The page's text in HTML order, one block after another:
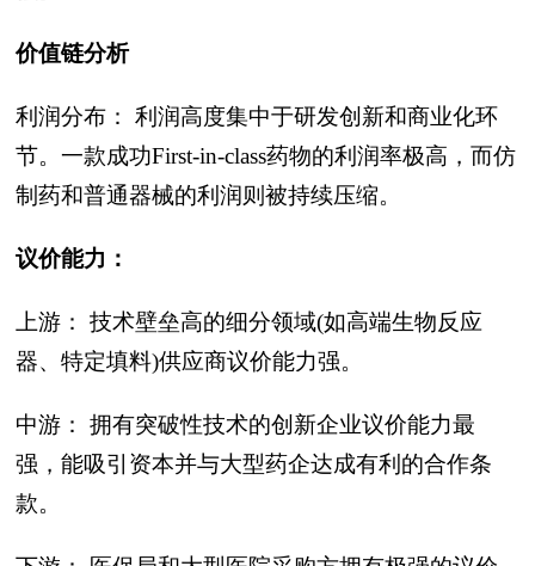
价值链分析
利润分布： 利润高度集中于研发创新和商业化环
节。一款成功First-in-class药物的利润率极高，而仿
制药和普通器械的利润则被持续压缩。
议价能力：
上游： 技术壁垒高的细分领域(如高端生物反应
器、特定填料)供应商议价能力强。
中游： 拥有突破性技术的创新企业议价能力最
强，能吸引资本并与大型药企达成有利的合作条
款。